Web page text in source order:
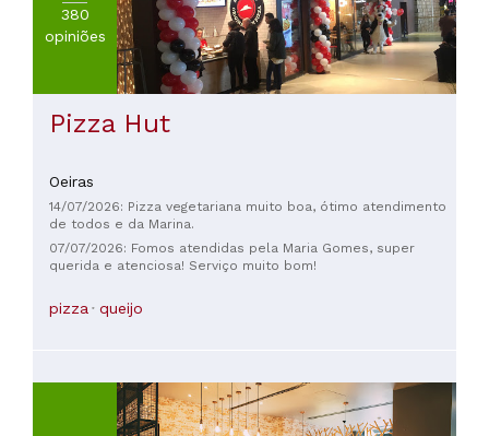
380
opiniões
Pizza Hut
Oeiras
14/07/2026: Pizza vegetariana muito boa, ótimo atendimento
de todos e da Marina.
07/07/2026: Fomos atendidas pela Maria Gomes, super
querida e atenciosa! Serviço muito bom!
pizza queijo